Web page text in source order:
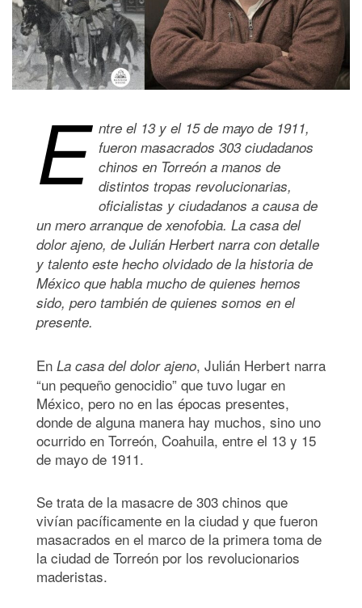
E ntre el 13 y el 15 de mayo de 1911,
fueron masacrados 303 ciudadanos
chinos en Torreón a manos de
distintos tropas revolucionarias,
oficialistas y ciudadanos a causa de
un mero arranque de xenofobia. La casa del
dolor ajeno, de Julián Herbert narra con detalle
y talento este hecho olvidado de la historia de
México que habla mucho de quienes hemos
sido, pero también de quienes somos en el
presente.
En La casa del dolor ajeno, Julián Herbert narra
“un pequeño genocidio” que tuvo lugar en
México, pero no en las épocas presentes,
donde de alguna manera hay muchos, sino uno
ocurrido en Torreón, Coahuila, entre el 13 y 15
de mayo de 1911.
Se trata de la masacre de 303 chinos que
vivían pacíficamente en la ciudad y que fueron
masacrados en el marco de la primera toma de
la ciudad de Torreón por los revolucionarios
maderistas.